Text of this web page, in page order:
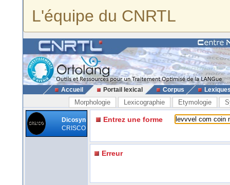
L'équipe du CNRTL
Accueil Portail lexical Corpus
Morphologie Lexicographie Etymologie
Dicosyn
CRISCO
Entrez une forme
Erreur